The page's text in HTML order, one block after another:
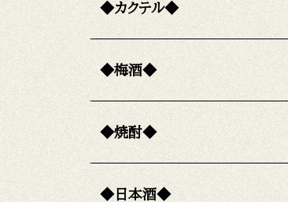
◆カクテル◆
◆梅酒◆
◆焼酎◆
◆日本酒◆